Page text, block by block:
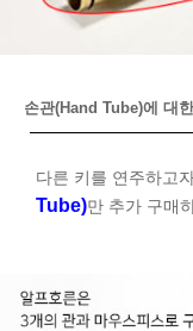
손관(Hand Tube)에 대
다른 키를 연주하고
Tube)만 추가 구매